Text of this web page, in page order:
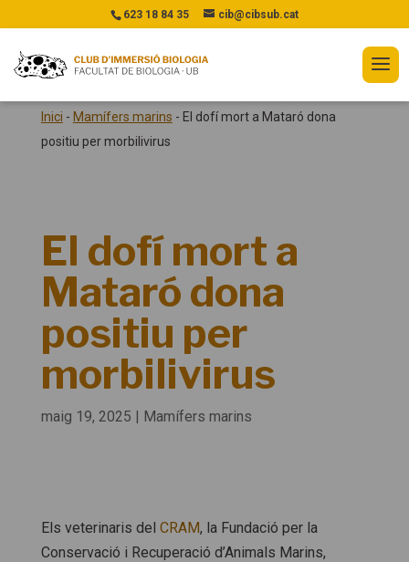
623 18 84 35 cib@cibsub.cat
Inici - Mamífers marins - El dofí mort a Mataró dona
positiu per morbilivirus
El dofí mort a
Mataró dona
positiu per
morbilivirus
maig 19, 2025 | Mamífers marins
Els veterinaris del CRAM, la Fundació per la
Conservació i Recuperació d’Animals Marins,